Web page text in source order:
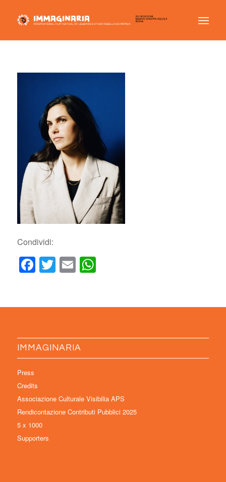
Condividi:
Facebook
Twitter
EmailWhatsApp
IMMAGINARIA
Press
Credits
Associazione Culturale Visibilia APS
Rendicontazione Contributi Pubblici 2025
5 x 1000
Supporters